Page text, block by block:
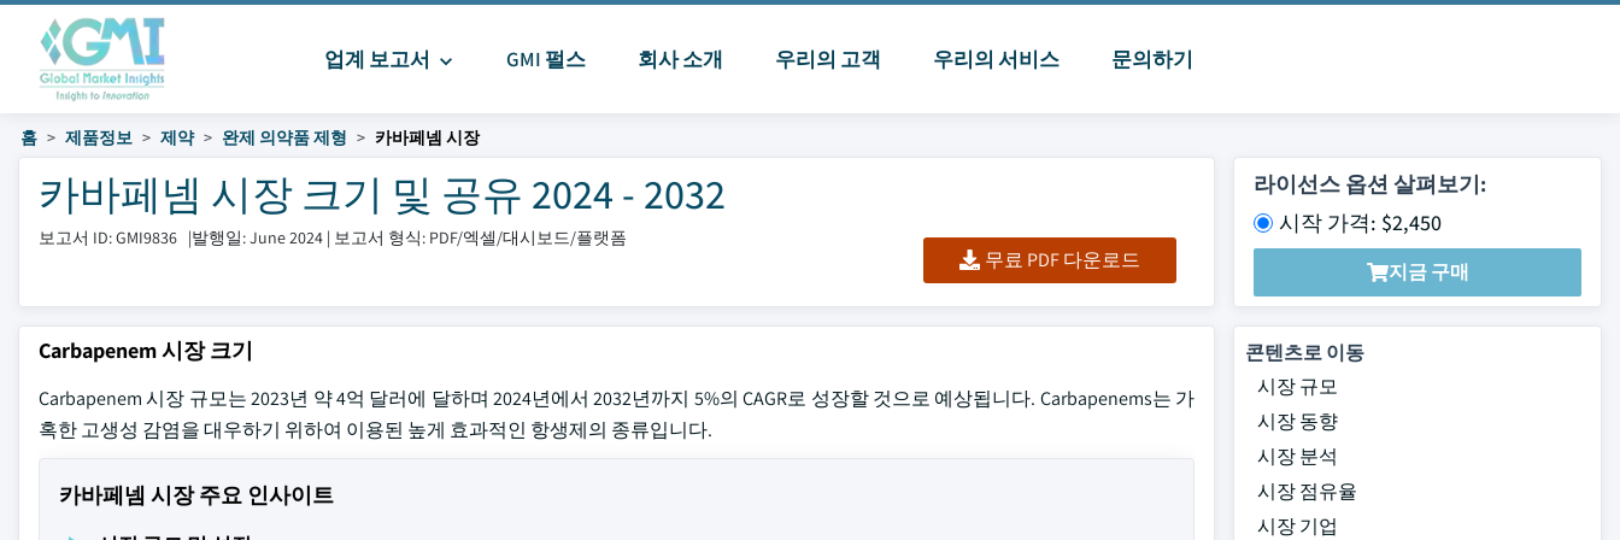
업계 보고서 GMI 펄스 회사 소개 우리의 고객 우리의 서비스 문의하기
홈 제품정보 제약 완제 의약품 제형 카바페넴 시장
카바페넴 시장 크기 및 공유 2024 - 2032
보고서 ID: GMI9836 |발행일: June 2024 | 보고서 형식: PDF/엑셀/대시보드/플랫폼
무료 PDF 다운로드
라이선스 옵션 살펴보기:
시작 가격: $2,450
지금 구매
Carbapenem 시장 크기
Carbapenem 시장 규모는 2023년 약 4억 달러에 달하며 2024년에서 2032년까지 5%의 CAGR로 성장할 것으로 예상됩니다. Carbapenems는 가
혹한 고생성 감염을 대우하기 위하여 이용된 높게 효과적인 항생제의 종류입니다.
카바페넴 시장 주요 인사이트
콘텐츠로 이동
시장 규모
시장 동향
시장 분석
시장 점유율
시장 기업